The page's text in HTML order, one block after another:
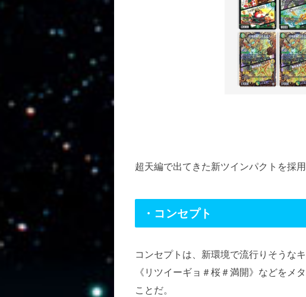
超天編で出てきた新ツインパクトを採
・コンセプト
コンセプトは、新環境で流行りそうな
《リツイーギョ＃桜＃満開》などをメ
ことだ。